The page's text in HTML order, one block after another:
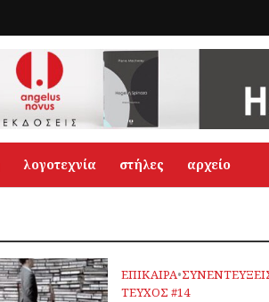
λογοτεχνία στήλες αρχείο
ΕΠΙΚΑΙΡΑ•
ΤΕΥΧΟΣ #14